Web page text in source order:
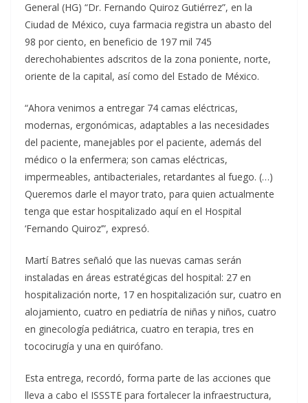
General (HG) “Dr. Fernando Quiroz Gutiérrez”, en la
Ciudad de México, cuya farmacia registra un abasto del
98 por ciento, en beneficio de 197 mil 745
derechohabientes adscritos de la zona poniente, norte,
oriente de la capital, así como del Estado de México.
“Ahora venimos a entregar 74 camas eléctricas,
modernas, ergonómicas, adaptables a las necesidades
del paciente, manejables por el paciente, además del
médico o la enfermera; son camas eléctricas,
impermeables, antibacteriales, retardantes al fuego. (…)
Queremos darle el mayor trato, para quien actualmente
tenga que estar hospitalizado aquí en el Hospital
‘Fernando Quiroz’”, expresó.
Martí Batres señaló que las nuevas camas serán
instaladas en áreas estratégicas del hospital: 27 en
hospitalización norte, 17 en hospitalización sur, cuatro en
alojamiento, cuatro en pediatría de niñas y niños, cuatro
en ginecología pediátrica, cuatro en terapia, tres en
tococirugía y una en quirófano.
Esta entrega, recordó, forma parte de las acciones que
lleva a cabo el ISSSTE para fortalecer la infraestructura,